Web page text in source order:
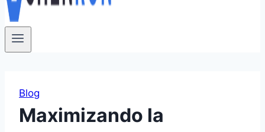
Blog
Maximizando la